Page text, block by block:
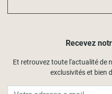
Recevez
Et retrouvez toute l'actualité de
exclusivités et bien